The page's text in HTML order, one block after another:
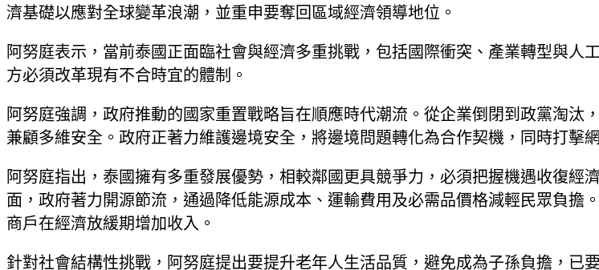
濟基礎以應對全球變革浪潮，並重申要奪回區域經濟領導地位。
阿努庭表示，當前泰國正面臨社會與經濟多重挑戰，包括國際衝突、產業轉型與
方必須改革現有不合時宜的體制。
阿努庭強調，政府推動的國家重置戰略旨在順應時代潮流。從企業倒閉到政黨淘
兼顧多維安全。政府正著力維護邊境安全，將邊境問題轉化為合作契機，同時打擊
阿努庭指出，泰國擁有多重發展優勢，相較鄰國更具競爭力，必須把握機遇收復
面，政府著力開源節流，通過降低能源成本、運輸費用及必需品價格減輕民眾負
商戶在經濟放緩期增加收入。
針對社會結構性挑戰，阿努庭提出要提升老年人生活品質，避免成為子孫負擔，已